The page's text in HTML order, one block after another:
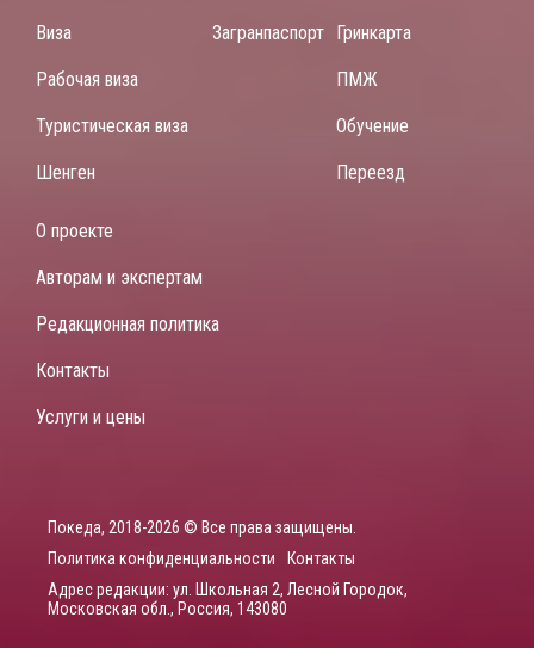
Виза
Рабочая виза
Туристическая виза
Шенген
Загранпаспорт Гринкарта
ПМЖ
Обучение
Переезд
О проекте
Авторам и экспертам
Редакционная политика
Контакты
Услуги и цены
Покеда, 2018-2026 © Все права защищены.
Политика конфиденциальности
Контакты
Адрес редакции: ул. Школьная 2, Лесной Городок,
Московская обл., Россия, 143080